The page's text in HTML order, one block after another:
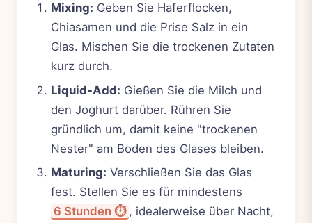
Mixing: Geben Sie Haferflocken,
Chiasamen und die Prise Salz in ein
Glas. Mischen Sie die trockenen Zutaten
kurz durch.
Liquid-Add: Gießen Sie die Milch und
den Joghurt darüber. Rühren Sie
gründlich um, damit keine "trockenen
Nester" am Boden des Glases bleiben.
Maturing: Verschließen Sie das Glas
fest. Stellen Sie es für mindestens
6 Stunden ⏱️ , idealerweise über Nacht,